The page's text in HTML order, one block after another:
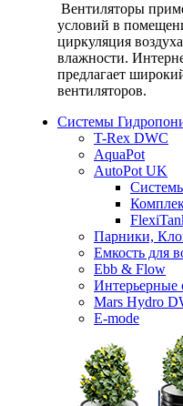
Вентиляторы
условий в
циркуляция
влажности.
предлагает
вентиляторов.
Системы
T-Rex DWC
AquaPot
AutoPot UK
Парники,
Емкость для
Ebb & Flow
Интерьерные
Mars Hydro
E-mode